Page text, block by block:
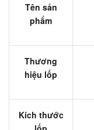
Tên sản
phẩm
Thương
hiệu lốp
Kích thước